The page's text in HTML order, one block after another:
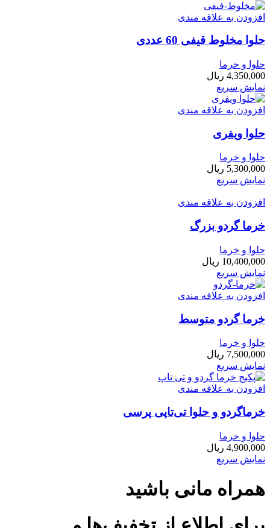
افزودن به علاقه مندی
حلوا مخلوط قیفی 60 عددی
حلوا و خرما
4,350,000 ریال
نمایش سریع
افزودن به علاقه مندی
حلوا ویفری
حلوا و خرما
5,300,000 ریال
نمایش سریع
افزودن به علاقه مندی
خرما گردو بزرگ
حلوا و خرما
10,400,000 ریال
نمایش سریع
افزودن به علاقه مندی
خرما گردو متوسط
حلوا و خرما
7,500,000 ریال
نمایش سریع
افزودن به علاقه مندی
خرماگردو و حلوا تی‌تاپی پرسی
حلوا و خرما
4,900,000 ریال
نمایش سریع
همراه مانی باشید